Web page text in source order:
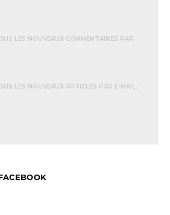
LES NOUVEAUX COMMENTAIRES PAR
LES NOUVEAUX ARTICLES PAR E-MAIL.